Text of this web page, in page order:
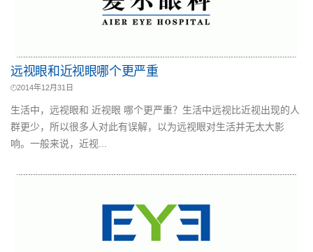
远视眼和近视眼哪个更严重
2014年12月31日
生活中，远视眼和 近视眼 哪个更严重？生活中远视比近视出现的人
群更少，所以很多人对此有误解，以为远视眼对生活并无太大影
响。一般来说，近视...